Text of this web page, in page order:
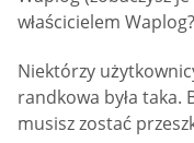
właścicielem
Niektórzy
randkowa była taka.
musisz zostać